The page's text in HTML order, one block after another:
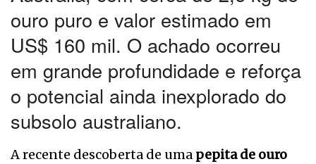
ouro puro e valor estimado em
US$ 160 mil. O achado ocorreu
em grande profundidade e reforça
o potencial ainda inexplorado do
subsolo australiano.
A recente descoberta de uma pepita de ouro